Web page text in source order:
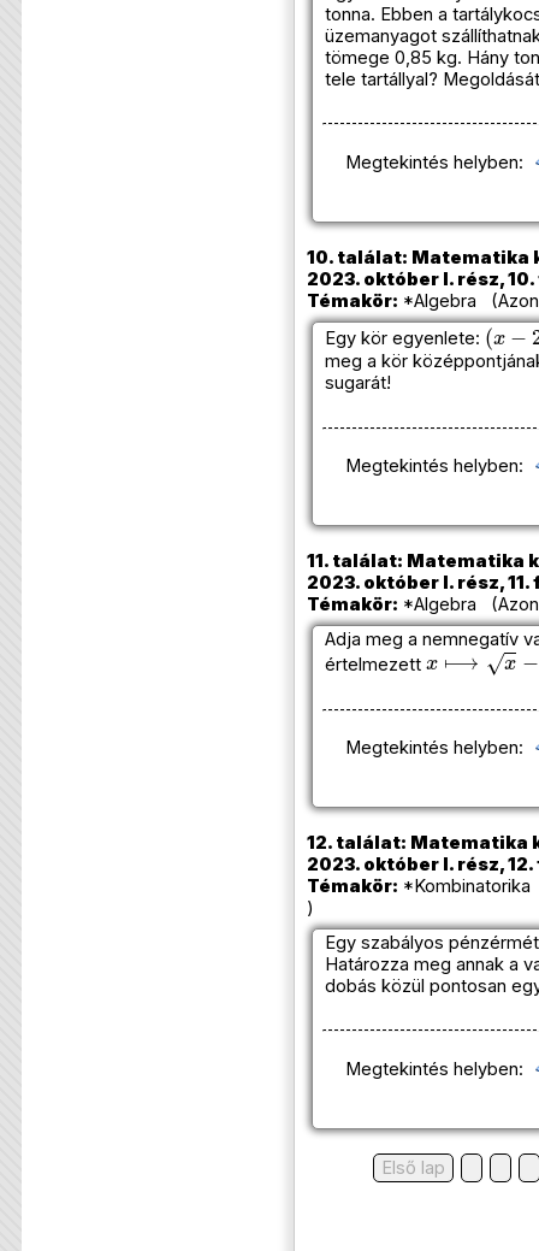
tonna. Ebben a
üzemanyagot
tömege 0,85 kg. Hány
tele tartállyal?
Megtekintés helyben:
10. találat: Matematika
2023. október I. rész,
Témakör: *Algebra
Egy kör egyenlete:
(x−2)
meg a kör
sugarát!
Megtekintés helyben:
11. találat: Matematika
2023. október I. rész,
Témakör: *Algebra
Adja meg a nemnegatív
értelmezett
x⟼x−3
Megtekintés helyben:
12. találat: Matematika
2023. október I. rész,
Témakör: *Kombinatorika
)
Egy szabályos
Határozza meg annak a
dobás közül pontosan
Megtekintés helyben:
Első lap